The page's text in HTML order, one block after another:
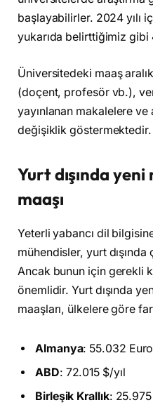
başlayabilirler. 2024 yılı
yukarıda belirttiğimiz gibi
Üniversitedeki maaş
(doçent, profesör vb.),
yayınlanan makalelere
değişiklik göstermektedir.
Yurt dışında
maaşı
Yeterli yabancı dil
mühendisler, yurt dışında
Ancak bunun için gerekli
önemlidir. Yurt dışında
maaşları, ülkelere göre
Almanya: 55.032
ABD: 72.015 $/yıl
Birleşik Krallık: 25.975